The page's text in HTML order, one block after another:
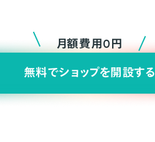
月額費用0円
無料でショップを開設する